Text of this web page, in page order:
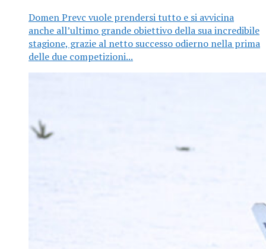
Domen Prevc vuole prendersi tutto e si avvicina
anche all’ultimo grande obiettivo della sua incredibile
stagione, grazie al netto successo odierno nella prima
delle due competizioni...